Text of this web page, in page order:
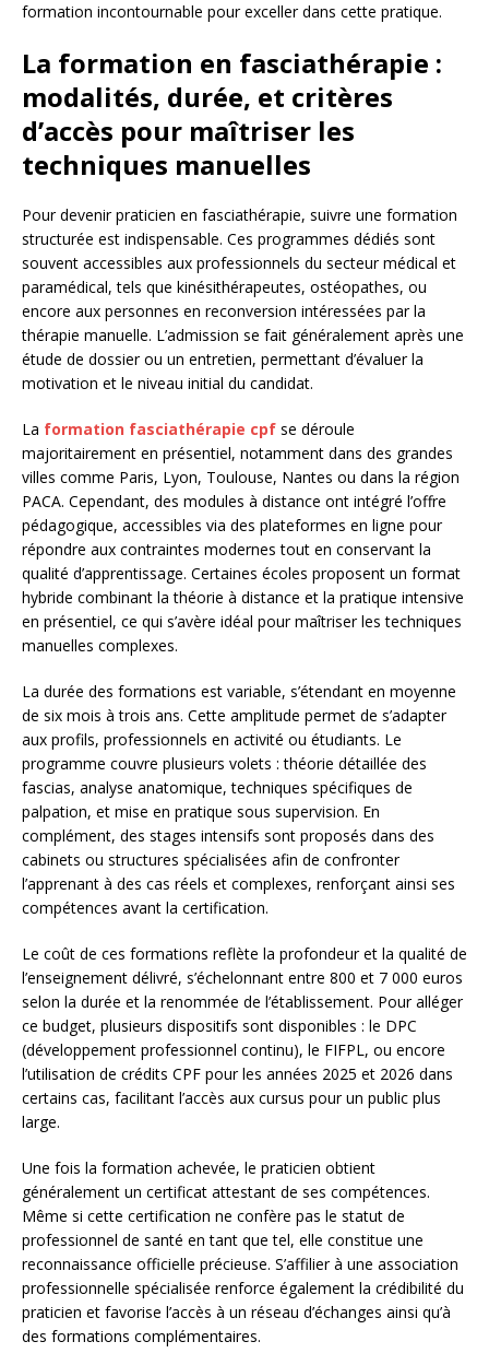
formation incontournable pour exceller dans cette pratique.
La formation en fasciathérapie :
modalités, durée, et critères
d’accès pour maîtriser les
techniques manuelles
Pour devenir praticien en fasciathérapie, suivre une formation
structurée est indispensable. Ces programmes dédiés sont
souvent accessibles aux professionnels du secteur médical et
paramédical, tels que kinésithérapeutes, ostéopathes, ou
encore aux personnes en reconversion intéressées par la
thérapie manuelle. L’admission se fait généralement après une
étude de dossier ou un entretien, permettant d’évaluer la
motivation et le niveau initial du candidat.
La formation fasciathérapie cpf se déroule
majoritairement en présentiel, notamment dans des grandes
villes comme Paris, Lyon, Toulouse, Nantes ou dans la région
PACA. Cependant, des modules à distance ont intégré l’offre
pédagogique, accessibles via des plateformes en ligne pour
répondre aux contraintes modernes tout en conservant la
qualité d’apprentissage. Certaines écoles proposent un format
hybride combinant la théorie à distance et la pratique intensive
en présentiel, ce qui s’avère idéal pour maîtriser les techniques
manuelles complexes.
La durée des formations est variable, s’étendant en moyenne
de six mois à trois ans. Cette amplitude permet de s’adapter
aux profils, professionnels en activité ou étudiants. Le
programme couvre plusieurs volets : théorie détaillée des
fascias, analyse anatomique, techniques spécifiques de
palpation, et mise en pratique sous supervision. En
complément, des stages intensifs sont proposés dans des
cabinets ou structures spécialisées afin de confronter
l’apprenant à des cas réels et complexes, renforçant ainsi ses
compétences avant la certification.
Le coût de ces formations reflète la profondeur et la qualité de
l’enseignement délivré, s’échelonnant entre 800 et 7 000 euros
selon la durée et la renommée de l’établissement. Pour alléger
ce budget, plusieurs dispositifs sont disponibles : le DPC
(développement professionnel continu), le FIFPL, ou encore
l’utilisation de crédits CPF pour les années 2025 et 2026 dans
certains cas, facilitant l’accès aux cursus pour un public plus
large.
Une fois la formation achevée, le praticien obtient
généralement un certificat attestant de ses compétences.
Même si cette certification ne confère pas le statut de
professionnel de santé en tant que tel, elle constitue une
reconnaissance officielle précieuse. S’affilier à une association
professionnelle spécialisée renforce également la crédibilité du
praticien et favorise l’accès à un réseau d’échanges ainsi qu’à
des formations complémentaires.